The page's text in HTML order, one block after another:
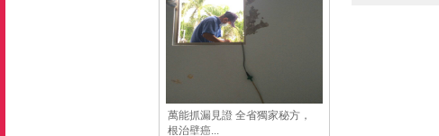
萬能抓漏見證 全省獨家秘方，
根治壁癌...